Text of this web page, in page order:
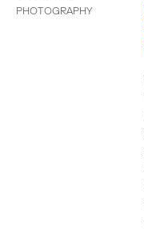
PHOTOGRAPHY